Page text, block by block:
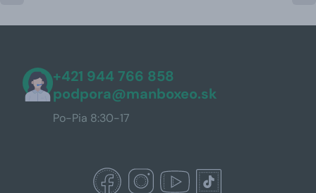
+421 944 766 858
podpora@manboxeo.sk
Po-Pia 8:30-17